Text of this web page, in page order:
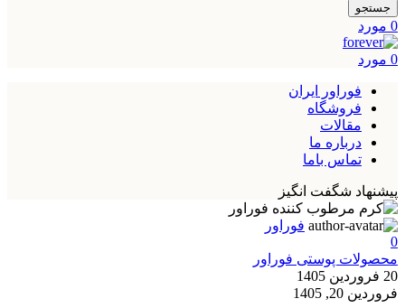
جستجو
0 مورد
0 مورد
فوراور ایران
فروشگاه
مقالات
درباره ما
تماس باما
پیشنهاد شگفت انگیز
فوراور
0
محصولات پوستی فوراور
20 فروردین 1405
فروردین 20, 1405